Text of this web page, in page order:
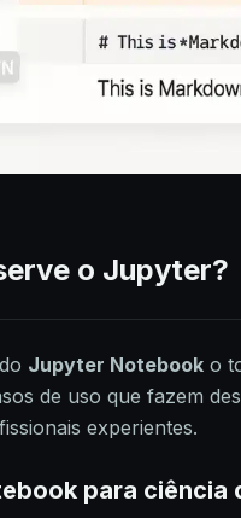
o Jupyter?
Jupyter Notebook o
de uso que fazem
experientes.
para ciência